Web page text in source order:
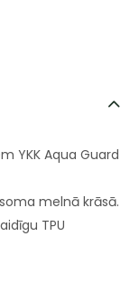
YKK Aqua Guard
melnā krāsā.
TPU